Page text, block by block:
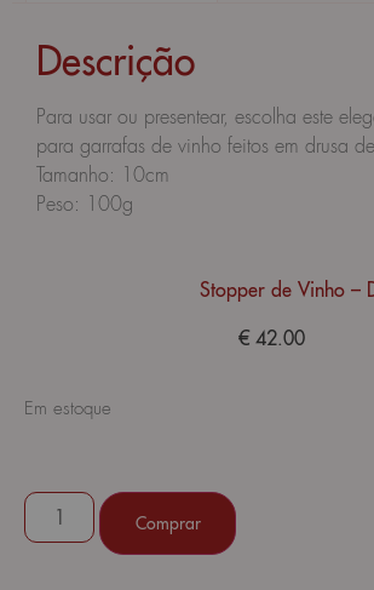
Descrição
Para usar ou presentear, escolha este
para garrafas de vinho feitos em drusa
Tamanho: 10cm
Peso: 100g
Stopper de Vinho –
€42.00
Em estoque
Comprar